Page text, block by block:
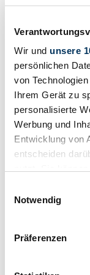
Wir und unsere
persönlichen
von
Ihrem Gerät zu
personalisierte
Werbung und
Entwicklung von
entscheiden
Trigger Symbol
Notwendig
Präferenzen
Concessionnaires
Type de carrosserie